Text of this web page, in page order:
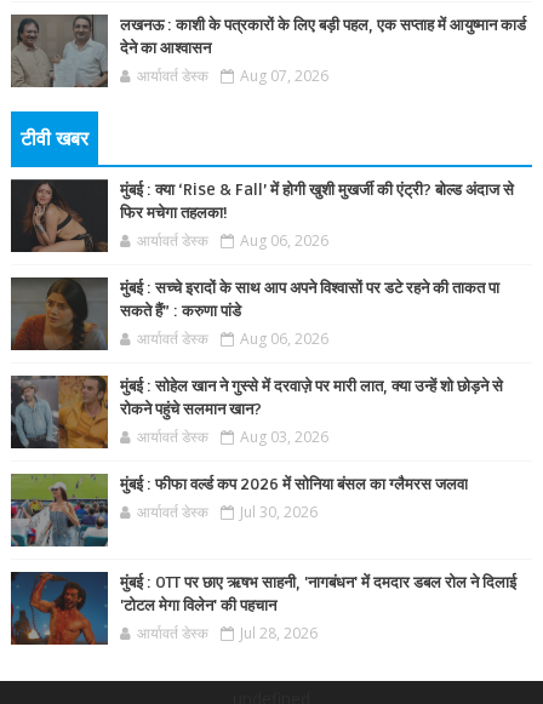
लखनऊ : काशी के पत्रकारों के लिए बड़ी पहल, एक सप्ताह में आयुष्मान कार्ड
देने का आश्वासन
आर्यावर्त डेस्क Aug 07, 2026
टीवी खबर
मुंबई : क्या ‘Rise & Fall’ में होगी खुशी मुखर्जी की एंट्री? बोल्ड अंदाज से
फिर मचेगा तहलका!
आर्यावर्त डेस्क Aug 06, 2026
मुंबई : सच्चे इरादों के साथ आप अपने विश्वासों पर डटे रहने की ताकत पा
सकते हैं” : करुणा पांडे
आर्यावर्त डेस्क Aug 06, 2026
मुंबई : सोहेल खान ने गुस्से में दरवाज़े पर मारी लात, क्या उन्हें शो छोड़ने से
रोकने पहुंचे सलमान खान?
आर्यावर्त डेस्क Aug 03, 2026
मुंबई : फीफा वर्ल्ड कप 2026 में सोनिया बंसल का ग्लैमरस जलवा
आर्यावर्त डेस्क Jul 30, 2026
मुंबई : OTT पर छाए ऋषभ साहनी, 'नागबंधन' में दमदार डबल रोल ने दिलाई
'टोटल मेगा विलेन' की पहचान
आर्यावर्त डेस्क Jul 28, 2026